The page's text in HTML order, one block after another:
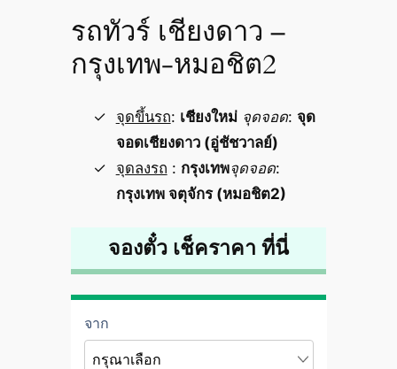
รถทัวร์ เชียงดาว –
กรุงเทพ-หมอชิต2
จุดขึ้นรถ: เชียงใหม่ จุดจอด: จุด
จอดเชียงดาว (อู่ชัชวาลย์)
จุดลงรถ : กรุงเทพจุดจอด:
กรุงเทพ จตุจักร (หมอชิต2)
จองตั๋ว เช็คราคา ที่นี่